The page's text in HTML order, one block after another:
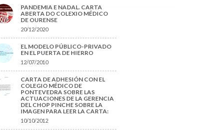
PANDEMIA E NADAL. CARTA
ABERTA DO COLEXIO MÉDICO
DE OURENSE
20/12/2020
EL MODELO PÚBLICO-PRIVADO
EN EL PUERTA DE HIERRO
12/07/2010
CARTA DE ADHESIÓN CON EL
COLEGIO MÉDICO DE
PONTEVEDRA SOBRE LAS
ACTUACIONES DE LA GERENCIA
DEL CHOP PINCHE SOBRE LA
IMAGEN PARA LEER LA CARTA:
10/10/2012